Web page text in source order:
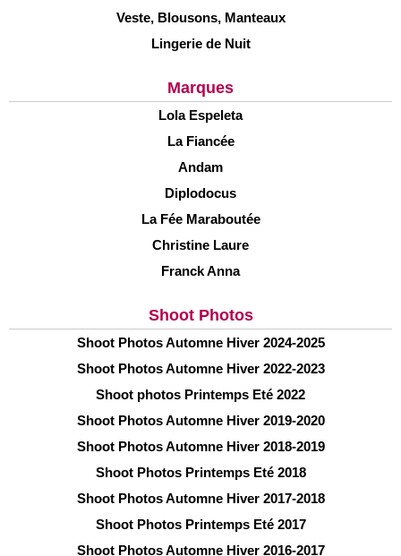
Veste, Blousons, Manteaux
Lingerie de Nuit
Marques
Lola Espeleta
La Fiancée
Andam
Diplodocus
La Fée Maraboutée
Christine Laure
Franck Anna
Shoot Photos
Shoot Photos Automne Hiver 2024-2025
Shoot Photos Automne Hiver 2022-2023
Shoot photos Printemps Eté 2022
Shoot Photos Automne Hiver 2019-2020
Shoot Photos Automne Hiver 2018-2019
Shoot Photos Printemps Eté 2018
Shoot Photos Automne Hiver 2017-2018
Shoot Photos Printemps Eté 2017
Shoot Photos Automne Hiver 2016-2017